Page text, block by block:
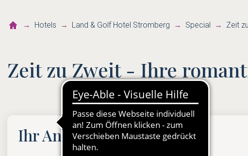
Hotels Land & Golf Hotel Stromberg Special Zeit
Zeit zu Zweit - Ihre
Ihr Angebot